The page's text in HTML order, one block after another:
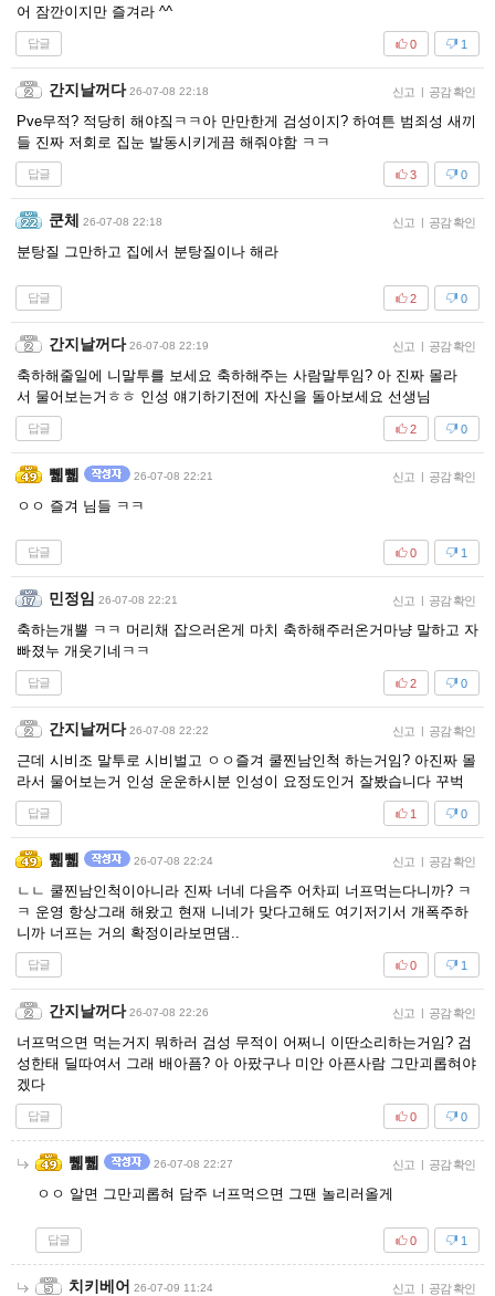
어 잠깐이지만 즐겨라 ^^
답글 1
0
간지날꺼다 26-07-08 22:18 신고 | 공감 확인
Pve무적? 적당히 해야짘ㅋㅋ아 만만한게 검성이지? 하여튼 범죄성 새끼
들 진짜 저회로 집눈 발동시키게끔 해줘야함 ㅋㅋ
답글 0
3
쿤체 26-07-08 22:18 신고 | 공감 확인
분탕질 그만하고 집에서 분탕질이나 해라
답글 0
2
간지날꺼다 26-07-08 22:19 신고 | 공감 확인
축하해줄일에 니말투를 보세요 축하해주는 사람말투임? 아 진짜 몰라
서 물어보는거ㅎㅎ 인성 얘기하기전에 자신을 돌아보세요 선생님
답글 0
2
쀏쀏 26-07-08 22:21 신고 | 공감 확인
ㅇㅇ 즐겨 님들 ㅋㅋ
답글 1
0
민정임 26-07-08 22:21 신고 | 공감 확인
축하는개뿔 ㅋㅋ 머리채 잡으러온게 마치 축하해주러온거마냥 말하고 자
빠졌누 개웃기네ㅋㅋ
답글 0
2
간지날꺼다 26-07-08 22:22 신고 | 공감 확인
근데 시비조 말투로 시비벌고 ㅇㅇ즐겨 쿨찐남인척 하는거임? 아진짜 몰
라서 물어보는거 인성 운운하시분 인성이 요정도인거 잘봤습니다 꾸벅
답글 0
1
쀏쀏 26-07-08 22:24 신고 | 공감 확인
ㄴㄴ 쿨찐남인척이아니라 진짜 너네 다음주 어차피 너프먹는다니까? ㅋ
ㅋ 운영 항상그래 해왔고 현재 니네가 맞다고해도 여기저기서 개폭주하
니까 너프는 거의 확정이라보면댐..
답글 1
0
간지날꺼다 26-07-08 22:26 신고 | 공감 확인
너프먹으면 먹는거지 뭐하러 검성 무적이 어쩌니 이딴소리하는거임? 검
성한태 딜따여서 그래 배아픔? 아 아팠구나 미안 아픈사람 그만괴롭혀야
겠다
답글 0
0
쀏쀏 26-07-08 22:27 신고 | 공감 확인
ㅇㅇ 알면 그만괴롭혀 담주 너프먹으면 그땐 놀리러올게
답글 1
0
치키베어 26-07-09 11:24 신고 | 공감 확인